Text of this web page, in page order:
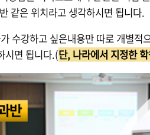
같은 위치라고 생각하시면 됩니다.
수강하고 싶은내용만 따로 개별적
시면 됩니다.(단, 나라에서 지정한